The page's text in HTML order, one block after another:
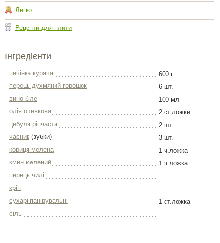
Легко
Рецепти для плити
Інгредієнти
печінка куряча
600 г.
перець духмяний горошок
6 шт.
вино біле
100 мл
олія оливкова
2 ст.ложки
цибуля ріпчаста
2 шт.
часник (зубки)
3 шт.
кориця мелена
1 ч.ложка
кмин мелений
1 ч.ложка
перець чилі
кріп
сухарі панірувальні
1 ст.ложка
сіль